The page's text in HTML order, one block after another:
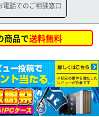
電話でのご相談窓口
商品で送料無料